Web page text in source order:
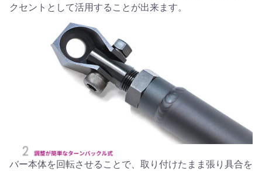
クセントとして活用することが出来ます。
バー本体を回転させることで、取り付けたまま張り具合を